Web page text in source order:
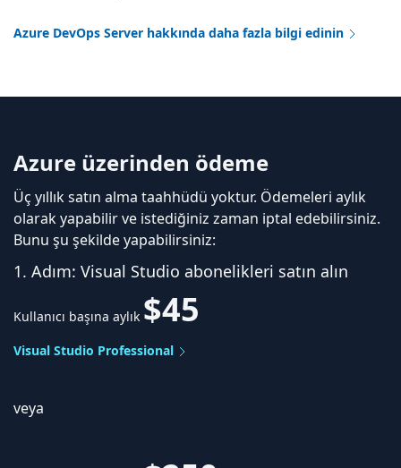
Azure DevOps Server hakkında daha fazla bilgi edinin
Azure üzerinden ödeme
Üç yıllık satın alma taahhüdü yoktur. Ödemeleri aylık
olarak yapabilir ve istediğiniz zaman iptal edebilirsiniz.
Bunu şu şekilde yapabilirsiniz:
1. Adım: Visual Studio abonelikleri satın alın
Kullanıcı başına aylık $45
Visual Studio Professional
veya